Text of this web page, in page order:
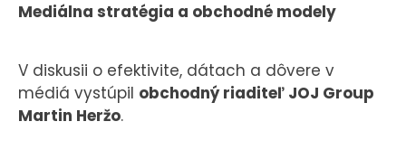
Mediálna stratégia a obchodné modely
V diskusii o efektivite, dátach a dôvere v
médiá vystúpil obchodný riaditeľ JOJ Group
Martin Heržo.